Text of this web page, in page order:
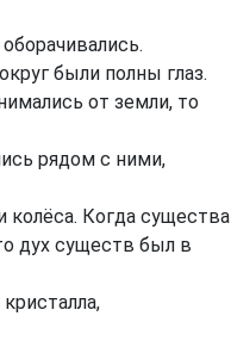
были полны глаз.
от земли, то
рядом с ними,
колёса. Когда существа
дух существ был в